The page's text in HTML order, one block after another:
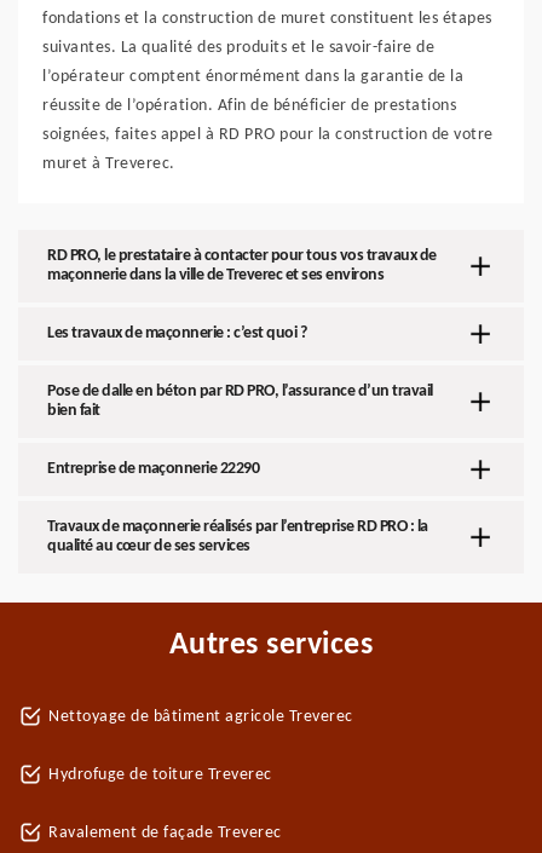
fondations et la construction de muret constituent les étapes
suivantes. La qualité des produits et le savoir-faire de
l’opérateur comptent énormément dans la garantie de la
réussite de l’opération. Afin de bénéficier de prestations
soignées, faites appel à RD PRO pour la construction de votre
muret à Treverec.
RD PRO, le prestataire à contacter pour tous vos travaux de
maçonnerie dans la ville de Treverec et ses environs
Les travaux de maçonnerie : c’est quoi ?
Pose de dalle en béton par RD PRO, l’assurance d’un travail
bien fait
Entreprise de maçonnerie 22290
Travaux de maçonnerie réalisés par l’entreprise RD PRO : la
qualité au cœur de ses services
Autres services
Nettoyage de bâtiment agricole Treverec
Hydrofuge de toiture Treverec
Ravalement de façade Treverec